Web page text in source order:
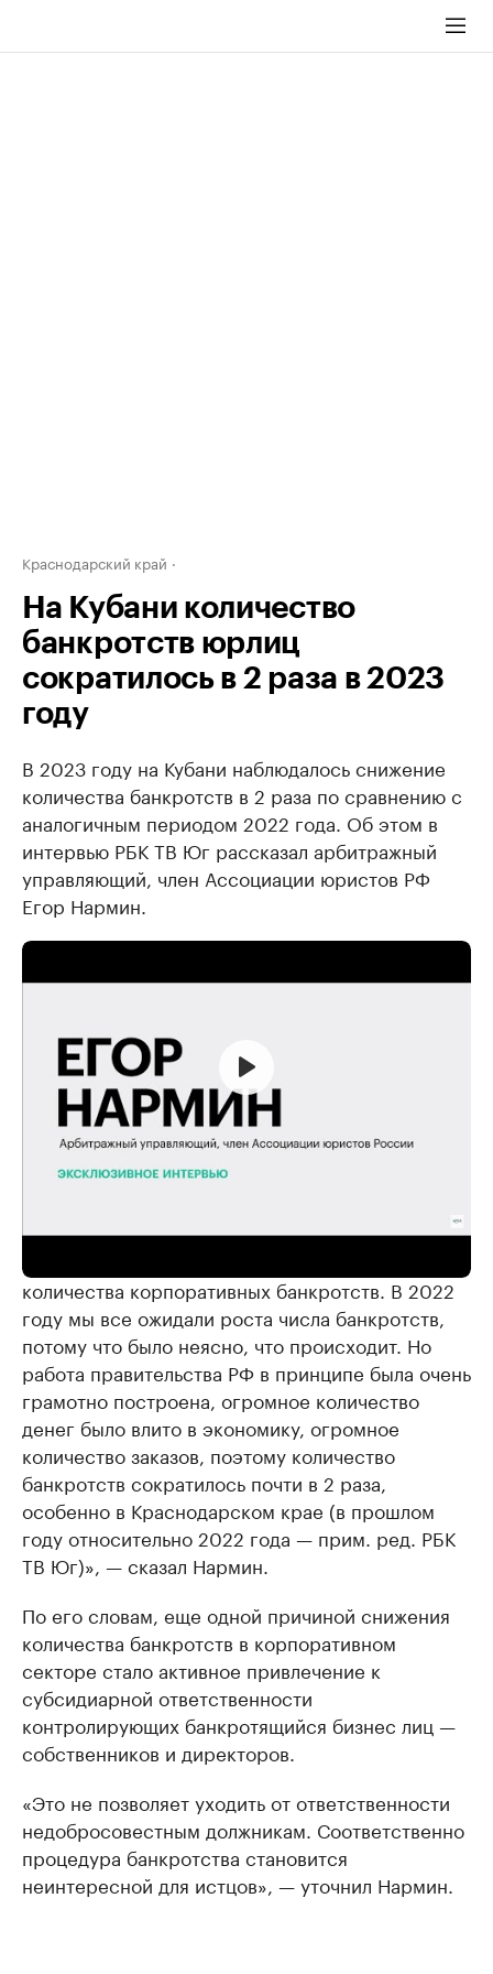
Краснодарский край
На Кубани количество
банкротств юрлиц
сократилось в 2 раза в 2023
году
В 2023 году на Кубани наблюдалось снижение
количества банкротств в 2 раза по сравнению с
аналогичным периодом 2022 года. Об этом в
интервью РБК ТВ Юг рассказал арбитражный
управляющий, член Ассоциации юристов РФ
Егор Нармин.
«Если говорить о трендах в юридическом
количества корпоративных банкротств. В 2022
году мы все ожидали роста числа банкротств,
потому что было неясно, что происходит. Но
работа правительства РФ в принципе была очень
грамотно построена, огромное количество
денег было влито в экономику, огромное
количество заказов, поэтому количество
банкротств сократилось почти в 2 раза,
особенно в Краснодарском крае (в прошлом
году относительно 2022 года — прим. ред. РБК
ТВ Юг)», — сказал Нармин.
По его словам, еще одной причиной снижения
количества банкротств в корпоративном
секторе стало активное привлечение к
субсидиарной ответственности
контролирующих банкротящийся бизнес лиц —
собственников и директоров.
«Это не позволяет уходить от ответственности
недобросовестным должникам. Соответственно
процедура банкротства становится
неинтересной для истцов», — уточнил Нармин.